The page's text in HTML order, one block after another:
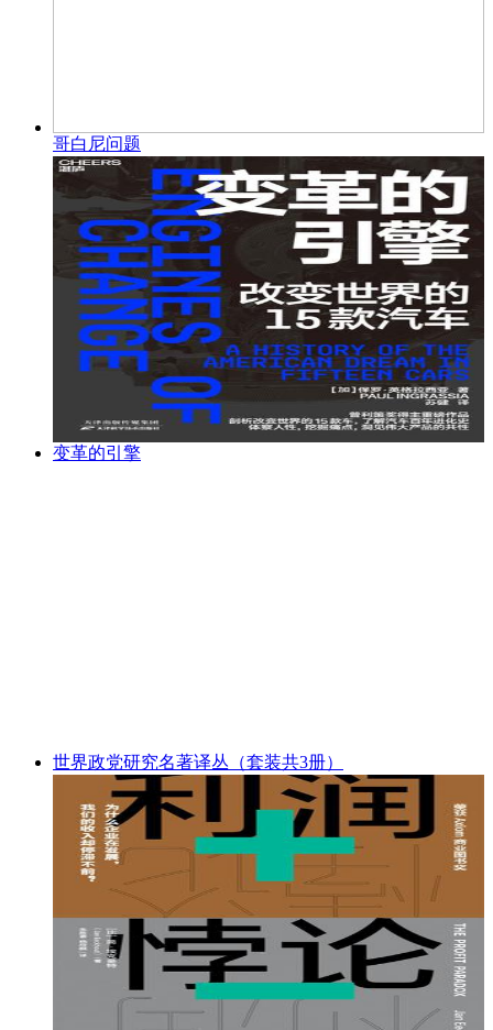
哥白尼问题
变革的引擎
世界政党研究名著译丛（套装共3册）